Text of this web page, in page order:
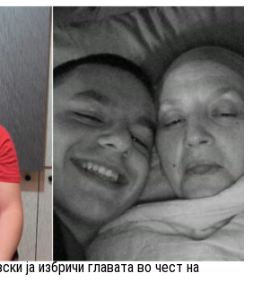
ја избричи главата во чест на